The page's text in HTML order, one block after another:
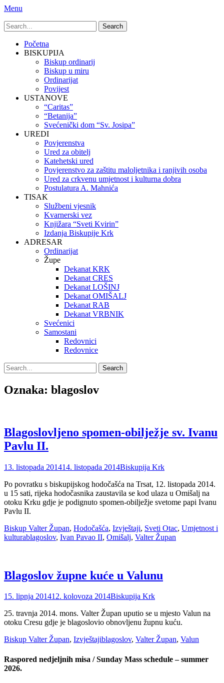
Menu
Search
for:
Primary
Menu
Skip
Početna
BISKUPIJA
Biskup ordinarij
Biskup u miru
Ordinarijat
Povijest
USTANOVE
“Caritas”
“Betanija”
Svećenički dom “Sv. Josipa”
UREDI
Povjerenstva
Ured za obitelj
Katehetski ured
Povjerenstvo za zaštitu maloljetnika i ranjivih osoba
Ured za crkvenu umjetnost i kulturna dobra
Postulatura A. Mahnića
TISAK
Službeni vjesnik
Kvarnerski vez
Knjižara “Sveti Kvirin”
Izdanja Biskupije Krk
ADRESAR
Ordinarijat
Župe
Dekanat KRK
Dekanat CRES
Dekanat LOŠINJ
Dekanat OMIŠALJ
Dekanat RAB
Dekanat VRBNIK
Svećenici
Samostani
Redovnici
Redovnice
Search
Search
for:
Oznaka: blagoslov
Blagoslovljeno spomen-obilježje sv. Ivanu
Pavlu II.
Posted
13. listopada 201414. listopada 2014Author
Biskupija Krk
Po povratku s biskupijskog hodočašća na Trsat, 12. listopada 2014.
u 15 sati, rijeka hodočasnika zaustavila se kod ulaza u Omišalj na
otoku Krku gdje je podignuto spomen-obilježje svetome papi Ivanu
Pavlu II.
Categories
Biskup Valter Župan, Hodočašća, Izvještaji, Sveti Otac, Umjetnost i
kulturaTags
blagoslov, Ivan Pavao II, Omišalj, Valter Župan
Blagoslov župne kuće u Valunu
Posted
15. lipnja 201412. kolovoza 2014Author
Biskupija Krk
25. travnja 2014. mons. Valter Župan uputio se u mjesto Valun na
otoku Cresu gdje je blagoslovio obnovljenu župnu kuću.
Categories
Biskup Valter Župan, IzvještajiTags
blagoslov, Valter Župan, Valun
Raspored nedjeljnih misa / Sunday Mass schedule – summer
2026.